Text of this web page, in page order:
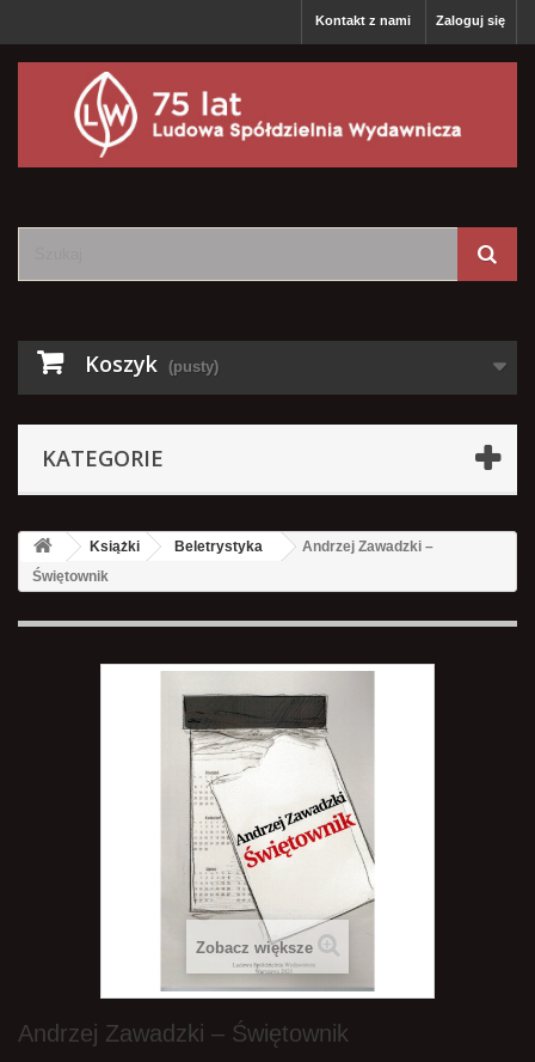
Zaloguj się
Kontakt z nami
Koszyk (pusty)
KATEGORIE
Książki Beletrystyka
Andrzej Zawadzki –
Świętownik
Zobacz większe
Andrzej Zawadzki – Świętownik